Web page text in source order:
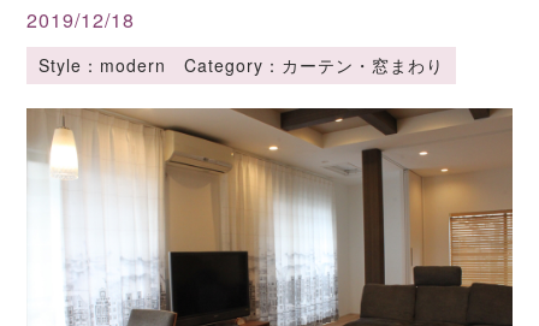
2019/12/18
Style：modern Category：カーテン・窓まわり